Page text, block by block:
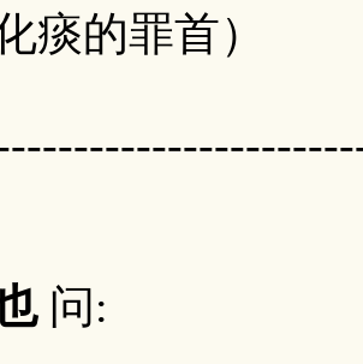
痰的罪首）
问: